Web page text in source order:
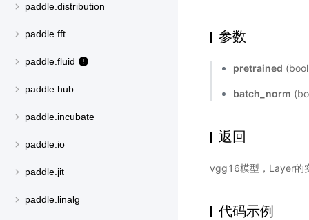
paddle.distribution
paddle.fft
paddle.fluid
paddle.hub
paddle.incubate
paddle.io
paddle.jit
paddle.linalg
参数
pretrained
batch_norm
返回
vgg16模型，Layer的
代码示例